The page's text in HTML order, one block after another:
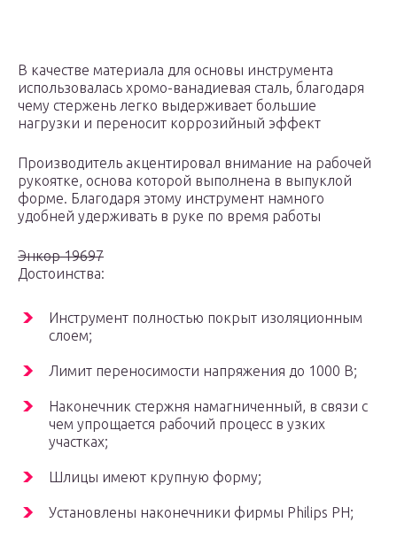
В качестве материала для основы инструмента
использовалась хромо-ванадиевая сталь, благодаря
чему стержень легко выдерживает большие
нагрузки и переносит коррозийный эффект
Производитель акцентировал внимание на рабочей
рукоятке, основа которой выполнена в выпуклой
форме. Благодаря этому инструмент намного
удобней удерживать в руке по время работы
Энкор 19697
Достоинства:
Инструмент полностью покрыт изоляционным
слоем;
Лимит переносимости напряжения до 1000 В;
Наконечник стержня намагниченный, в связи с
чем упрощается рабочий процесс в узких
участках;
Шлицы имеют крупную форму;
Установлены наконечники фирмы Philips PH;